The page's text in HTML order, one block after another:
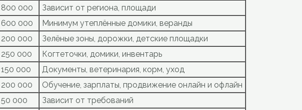
800 000
Зависит от региона, площади
600 000
Минимум утеплённые домики, веранды
000
Зелёные зоны, дорожки, детские площадки
000
Когтеточки, домики, инвентарь
000
Документы, ветеринария, корм, уход
000
Обучение, зарплаты, продвижение онлайн и офлайн
000
Зависит от требований